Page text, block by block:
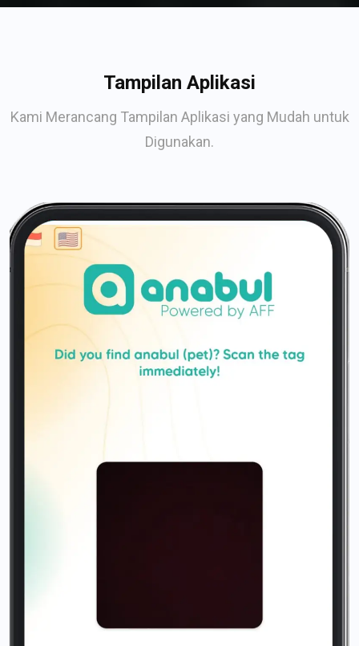
Tampilan Aplikasi
Kami Merancang Tampilan Aplikasi yang Mudah untuk
Digunakan.